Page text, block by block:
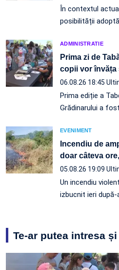
În contextul
posibilității
ADMINISTRATIE
Prima zi de
copii vor învăța
06.08.26 18:45
Prima ediție a
Grădinarului a
EVENIMENT
Incendiu de
doar câteva
05.08.26 19:09
Un incendiu
izbucnit ieri
Te-ar putea intresa și